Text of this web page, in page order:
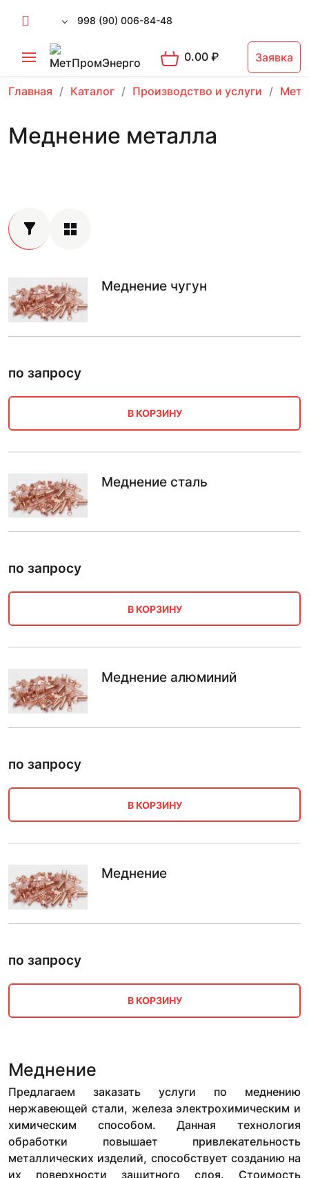
998 (90) 006-84-48
0.00₽ Заявка
Главная Каталог Производство и услуги
Меднение металла
Меднение чугун
по запросу
В КОРЗИНУ
Меднение сталь
по запросу
В КОРЗИНУ
Меднение алюминий
по запросу
В КОРЗИНУ
Меднение
по запросу
В КОРЗИНУ
Меднение
Предлагаем заказать услуги по меднению
нержавеющей стали, железа электрохимическим и
химическим способом. Данная технология
обработки повышает привлекательность
металлических изделий, способствует созданию на
их поверхности защитного слоя. Стоимость